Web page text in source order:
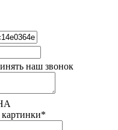
наш звонок
*